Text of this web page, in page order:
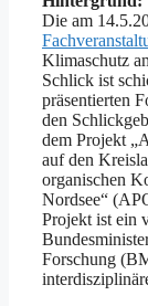
Die am
Klimaschutz
Schlick ist
präsentierten
den
dem Projekt
auf den
organischen
Nordsee“
Projekt ist ein
Forschung